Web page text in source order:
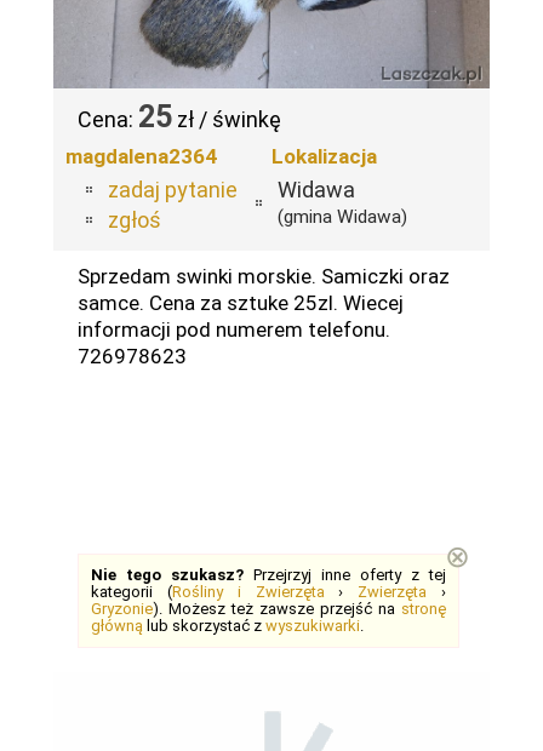
Cena: 25 zł / świnkę
magdalena2364
zadaj pytanie
zgłoś
Lokalizacja
Widawa
(gmina Widawa)
Sprzedam swinki morskie. Samiczki oraz
samce. Cena za sztuke 25zl. Wiecej
informacji pod numerem telefonu.
726978623
Nie tego szukasz? Przejrzyj inne oferty z tej
kategorii (Rośliny i Zwierzęta › Zwierzęta ›
Gryzonie). Możesz też zawsze przejść na stronę
główną lub skorzystać z wyszukiwarki
⊗